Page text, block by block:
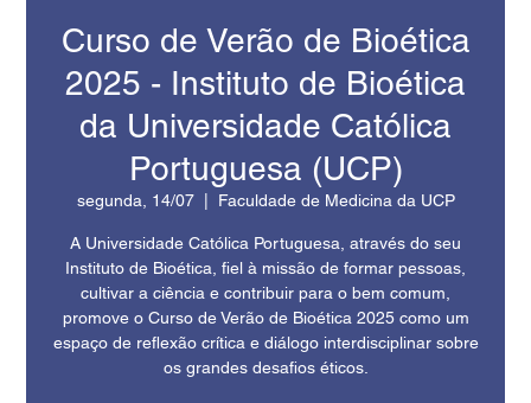
Curso de Verão de Bioética
2025 - Instituto de Bioética
da Universidade Católica
Portuguesa (UCP)
segunda, 14/07
  |
Faculdade de Medicina da UCP
A Universidade Católica Portuguesa, através do seu
Instituto de Bioética, fiel à missão de formar pessoas,
cultivar a ciência e contribuir para o bem comum,
promove o Curso de Verão de Bioética 2025 como um
espaço de reflexão crítica e diálogo interdisciplinar sobre
os grandes desafios éticos.